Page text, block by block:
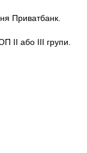
Приватбанк.
II або III групи.